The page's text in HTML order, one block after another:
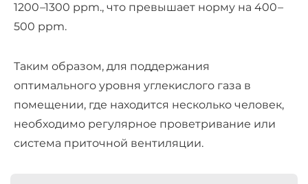
1200–1300 ppm., что превышает норму на 400–
500 ppm.
Таким образом, для поддержания
оптимального уровня углекислого газа в
помещении, где находится несколько человек,
необходимо регулярное проветривание или
система приточной вентиляции.